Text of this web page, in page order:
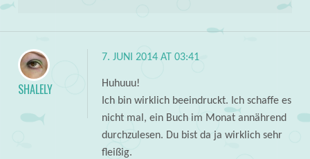
SHALELY
7. JUNI 2014 AT 03:41
Huhuuu!
Ich bin wirklich beeindruckt. Ich schaffe es
nicht mal, ein Buch im Monat annährend
durchzulesen. Du bist da ja wirklich sehr
fleißig.